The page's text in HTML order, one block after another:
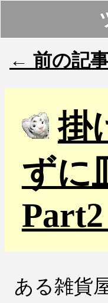
← 前の記
掛
ずに
Part2
ある雑貨